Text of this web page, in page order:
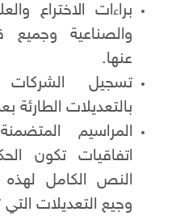
براءات الاختراع
والصناعية وجميع
عنها.
تسجيل الشركات
بالتعديلات الطارئة
المراسيم
اتفاقيات تكون
النص الكامل لهذه
وجيع التعديلات التي